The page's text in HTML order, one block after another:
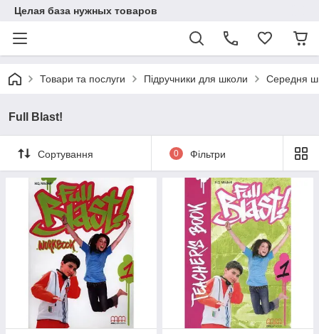
Целая база нужных товаров
Товари та послуги Підручники для школи Середня
Full Blast!
Сортування 0 Фільтри